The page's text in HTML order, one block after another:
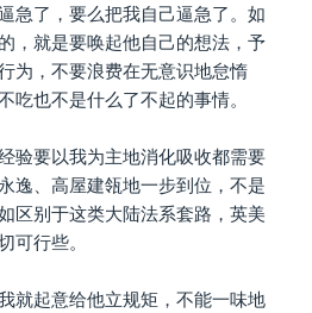
急了，要么把我自己逼急了。如
，就是要唤起他自己的想法，予
为，不要浪费在无意识地怠惰
吃也不是什么了不起的事情。
验要以我为主地消化吸收都需要
逸、高屋建瓴地一步到位，不是
区别于这类大陆法系套路，英美
可行些。
就起意给他立规矩，不能一味地